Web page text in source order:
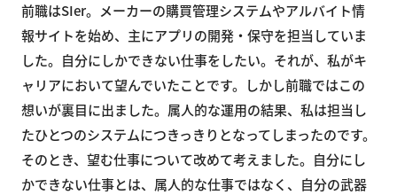
前職はSIer。メーカーの購買管理システムやアルバイト情
報サイトを始め、主にアプリの開発・保守を担当していま
した。自分にしかできない仕事をしたい。それが、私がキ
ャリアにおいて望んでいたことです。しかし前職ではこの
想いが裏目に出ました。属人的な運用の結果、私は担当し
たひとつのシステムにつきっきりとなってしまったのです。
そのとき、望む仕事について改めて考えました。自分にし
かできない仕事とは、属人的な仕事ではなく、自分の武器